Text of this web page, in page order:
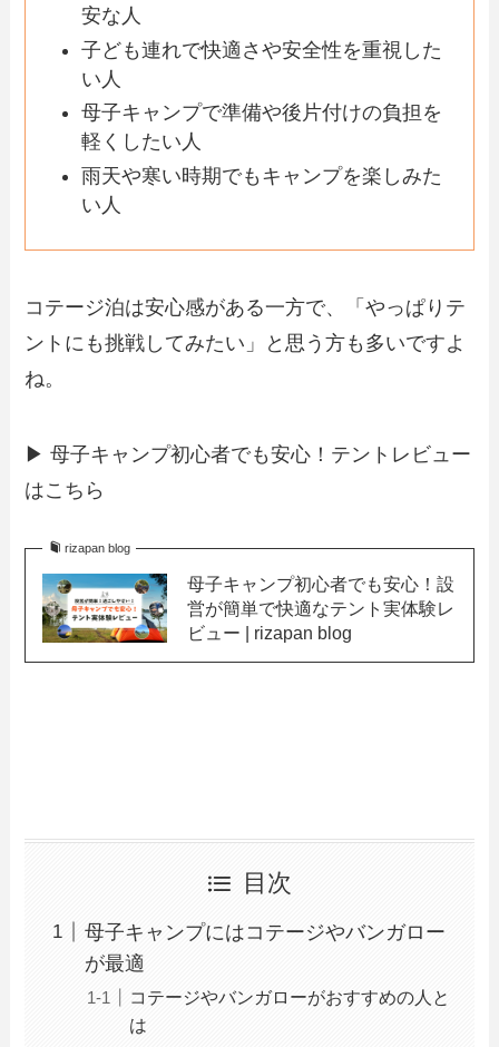
安な人
子ども連れで快適さや安全性を重視した
い人
母子キャンプで準備や後片付けの負担を
軽くしたい人
雨天や寒い時期でもキャンプを楽しみた
い人
コテージ泊は安心感がある一方で、「やっぱりテ
ントにも挑戦してみたい」と思う方も多いですよ
ね。
▶︎ 母子キャンプ初心者でも安心！テントレビュー
はこちら
rizapan blog
母子キャンプ初心者でも安心！設
営が簡単で快適なテント実体験レ
ビュー | rizapan blog
目次
母子キャンプにはコテージやバンガロー
が最適
コテージやバンガローがおすすめの人と
は